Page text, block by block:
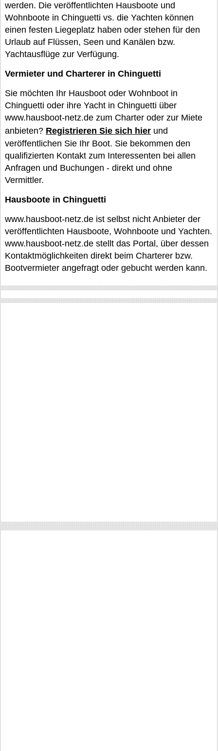
werden. Die veröffentlichten Hausboote und
Wohnboote in Chinguetti vs. die Yachten können
einen festen Liegeplatz haben oder stehen für den
Urlaub auf Flüssen, Seen und Kanälen bzw.
Yachtausflüge zur Verfügung.
Vermieter und Charterer in Chinguetti
Sie möchten Ihr Hausboot oder Wohnboot in
Chinguetti oder ihre Yacht in Chinguetti über
www.hausboot-netz.de zum Charter oder zur Miete
anbieten? Registrieren Sie sich hier und
veröffentlichen Sie Ihr Boot. Sie bekommen den
qualifizierten Kontakt zum Interessenten bei allen
Anfragen und Buchungen - direkt und ohne
Vermittler.
Hausboote in Chinguetti
www.hausboot-netz.de ist selbst nicht Anbieter der
veröffentlichten Hausboote, Wohnboote und Yachten.
www.hausboot-netz.de stellt das Portal, über dessen
Kontaktmöglichkeiten direkt beim Charterer bzw.
Bootvermieter angefragt oder gebucht werden kann.